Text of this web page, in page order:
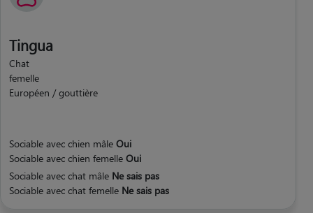
Tingua
Chat
femelle
Européen / gouttière
Sociable avec chien mâle Oui
Sociable avec chien femelle Oui
Sociable avec chat mâle Ne sais pas
Sociable avec chat femelle Ne sais pas